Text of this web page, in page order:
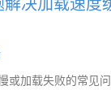
加载失败的常见